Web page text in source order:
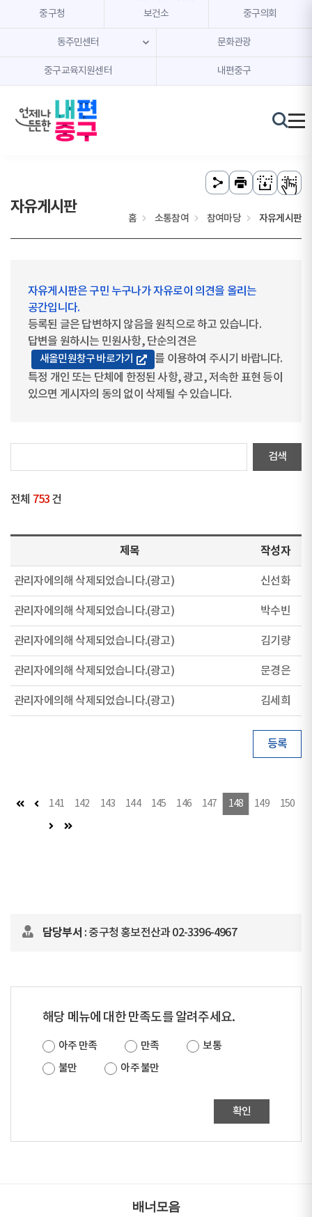
본문 내용 바로가기
주메뉴 바로가기
중구청 보건소 중구의회
동주민센터 문화관광
중구교육지원센터 내편중구
자유게시판
홈 소통참여 참여마당 자유게시판
자유게시판은 구민 누구나가 자유로이 의견을 올리는
공간입니다.
등록된 글은 답변하지 않음을 원칙으로 하고 있습니다.
답변을 원하시는 민원사항, 단순의견은
새올민원창구 바로가기
를 이용하여 주시기 바랍니다.
특정 개인 또는 단체에 한정된 사항, 광고, 저속한 표현 등이
있으면 게시자의 동의 없이 삭제될 수 있습니다.
전체 753 건
제목 작성자
관리자에의해 삭제되었습니다.(광고) 신선화
관리자에의해 삭제되었습니다.(광고) 박수빈
관리자에의해 삭제되었습니다.(광고) 김기량
관리자에의해 삭제되었습니다.(광고) 문경은
관리자에의해 삭제되었습니다.(광고) 김세희
등록
첫 페이지
이전 페이지
141 142 143 144 145 146 147 148 149
150
다음 페이지마지막 페이지
담당부서 : 중구청 홍보전산과 02-3396-4967
해당 메뉴에 대한 만족도를 알려주세요.
아주 만족 만족
보통
불만
아주 불만
확인
배너모음